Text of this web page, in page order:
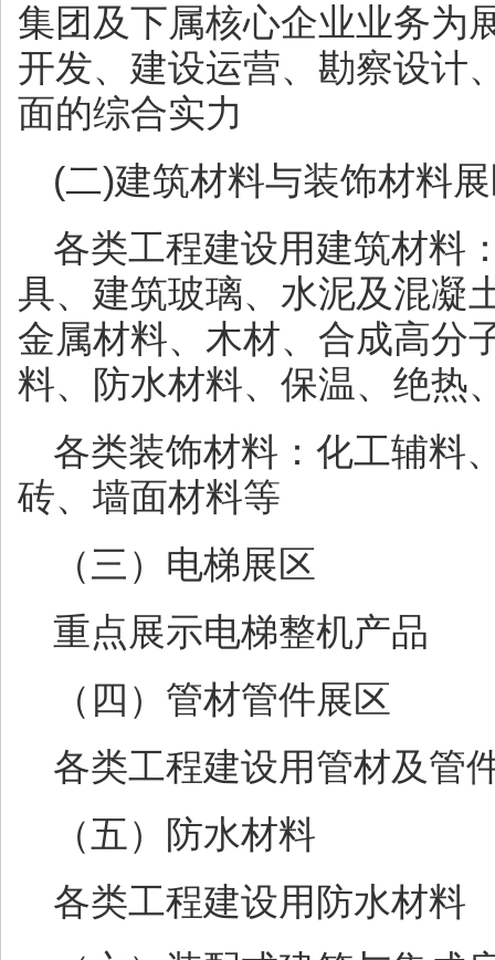
集团及下属核心企业业务为
开发、建设运营、勘察设计
面的综合实力
(二)建筑材料与装饰材料
各类工程建设用建筑材料
具、建筑玻璃、水泥及混凝
金属材料、木材、合成高分
料、防水材料、保温、绝热
各类装饰材料：化工辅料
砖、墙面材料等
（三）电梯展区
重点展示电梯整机产品
（四）管材管件展区
各类工程建设用管材及管
（五）防水材料
各类工程建设用防水材料